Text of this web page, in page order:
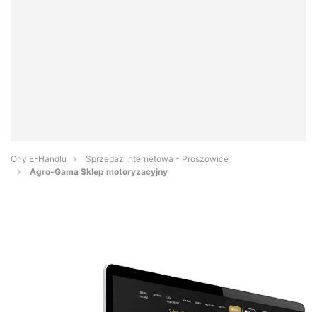
Orły E-Handlu
Sprzedaż Internetowa - Proszowice
Agro-Gama Sklep motoryzacyjny